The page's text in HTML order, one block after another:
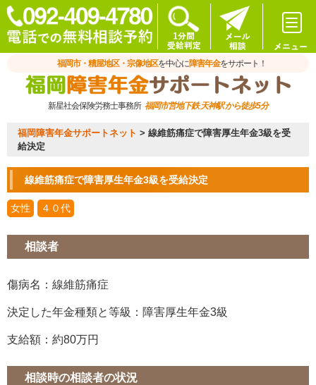
福岡市・糟屋地区・宗像地区を中心に障害年金をサポート！
新星社会保険労務士事務所 福岡市営地下鉄 天神駅 から徒歩5分
福岡障害年金サポートネット > 線維筋痛症で障害厚生年金3級を受
給決定
線維筋痛症で障害厚生年金3級を受給決定
女性 ４０代
相談者
傷病名：線維筋痛症
決定した年金種類と等級：障害厚生年金3級
支給額：約80万円
相談時の相談者の状況